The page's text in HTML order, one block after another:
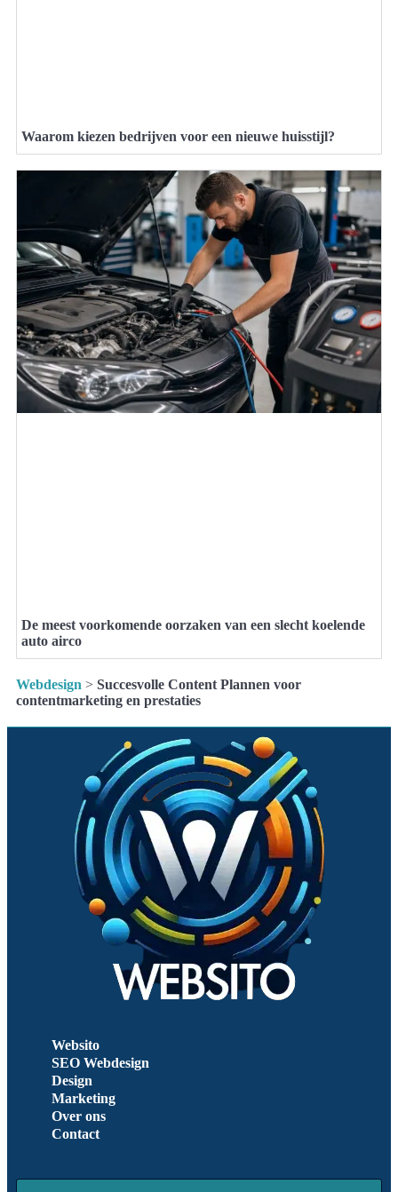
Waarom kiezen bedrijven voor een nieuwe huisstijl?
De meest voorkomende oorzaken van een slecht koelende
auto airco
Webdesign > Succesvolle Content Plannen voor
contentmarketing en prestaties
Websito
SEO Webdesign
Design
Marketing
Over ons
Contact